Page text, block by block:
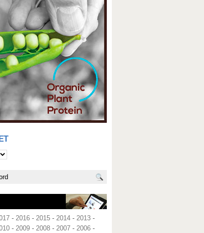
- 2016 - 2015 - 2014 - 2013 -
- 2009 - 2008 - 2007 - 2006 -